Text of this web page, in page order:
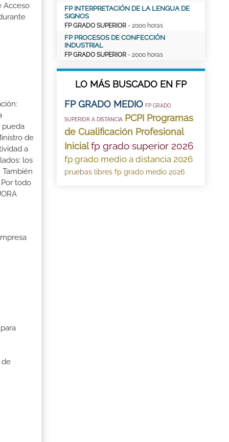
Acceso
pueda
de
a
los
todo
de
FP INTERPRETACIÓN DE LA LENGUA DE
SIGNOS
FP GRADO SUPERIOR - 2000 horas
FP PROCESOS DE CONFECCIÓN
INDUSTRIAL
FP GRADO SUPERIOR - 2000 horas
LO MÁS BUSCADO EN FP
FP GRADO MEDIO FP GRADO
SUPERIOR A DISTANCIA PCPI Programas
de Cualificación Profesional
Inicialfp grado superior 2026
fp grado medio a distancia 2026
pruebas libres fp grado medio 2026